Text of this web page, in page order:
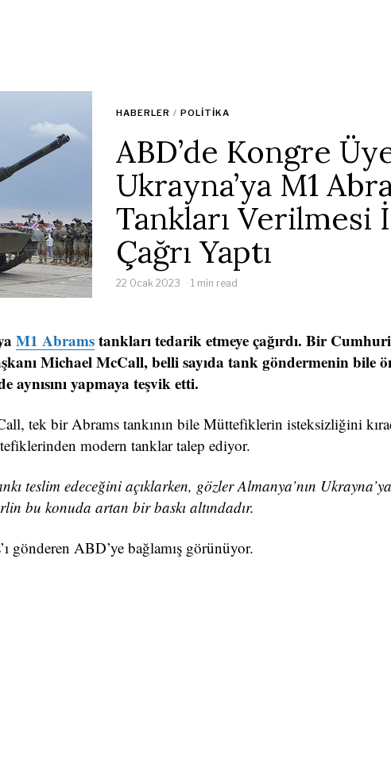
HABERLER / POLITIKA
ABD’de Kongre
Ukrayna’ya M1
Tankları Verilmesi
Çağrı Yaptı
22 Ocak 2023 1 min read
M1 Abramstankları tedarik etmeye çağırdı. Bir
Michael McCall, belli sayıda tank göndermenin bile
yapmaya teşvik etti.
tek bir Abrams tankının bile Müttefiklerin isteksizliğini
modern tanklar talep ediyor.
teslim edeceğini açıklarken, gözler Almanya’nın
bu konuda artan bir baskı altındadır.
gönderen ABD’ye bağlamış görünüyor.